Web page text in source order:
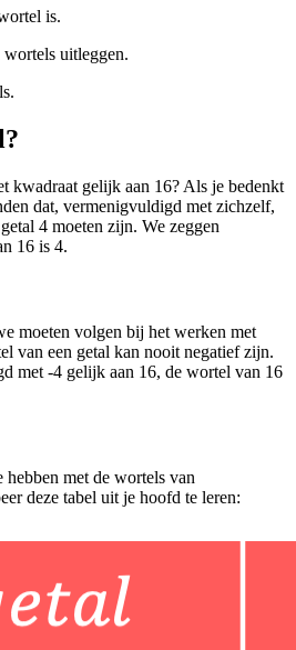
is.
wortels uitleggen.
kwadraat gelijk aan 16? Als je bedenkt
dat, vermenigvuldigd met zichzelf,
4 moeten zijn. We zeggen
16 is 4.
moeten volgen bij het werken met
van een getal kan nooit negatief zijn.
met -4 gelijk aan 16, de wortel van 16
met de wortels van
deze tabel uit je hoofd te leren: